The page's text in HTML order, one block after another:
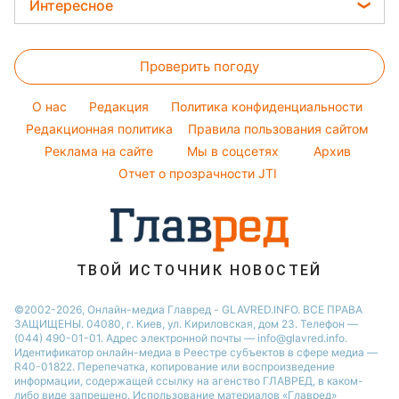
Настя Каменских
Виталий Козловский
Потап
Цены на продукты
Красивый маникюр
Модные ошибки
Советы от Андре Тана
Новости Полтавы
Новости Львова
Новости Сум
Новости Днепра
Новости Черкассы
Новости Тернополя
Новости Житомира
Новости Запорожья
Интересное
Тесты по картинке
Оптические иллюзии
Народные приметы
Все о шоу-бизнесе
Проверить погоду
O нас Редакция
Политика конфиденциальности
Редакционная политика
Правила пользования сайтом
Реклама на сайте
Мы в соцсетях
Архив
Отчет о прозрачности JTI
ТВОЙ ИСТОЧНИК НОВОСТЕЙ
©2002-2026, Онлайн-медиа Главред - GLAVRED.INFO. ВСЕ ПРАВА
ЗАЩИЩЕНЫ. 04080, г. Киев, ул. Кириловская, дом 23. Телефон —
(044) 490-01-01. Адрес электронной почты — info@glavred.info.
Идентификатор онлайн-медиа в Реестре cубъектов в сфере медиа —
R40-01822. Перепечатка, копирование или воспроизведение
информации, содержащей ссылку на агенство ГЛАВРЕД, в каком-
либо виде запрещено. Использование материалов «Главред»